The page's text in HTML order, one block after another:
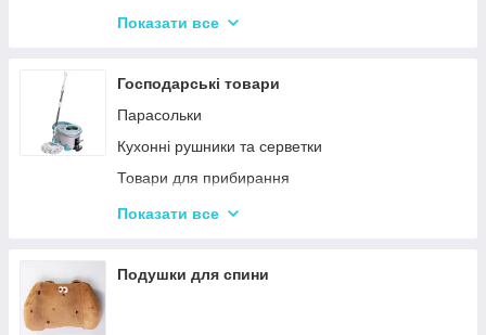
М'ясорубки
Кухонні комбайни
Кавоварки та кавомолки
Слайсери
Електрочайники
Газові плити й електроплити
Вакууматори
Проєктори
Зарядні пристрої
Смарт-годинник
Наушники
Портативні колонки
Повербанки
Показати все
Господарські товари
Парасольки
Кухонні рушники та серветки
Товари для прибирання
Килимки для кухні та ванної кімнати
Показати все
Подушки для спини